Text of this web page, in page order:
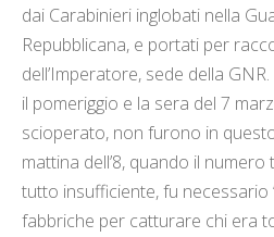
dai Carabinieri inglobati nella
Repubblicana, e portati per
dell’Imperatore, sede della
il pomeriggio e la sera del 7
scioperato, non furono in
mattina dell’8, quando il
tutto insufficiente, fu necessario
fabbriche per catturare chi era